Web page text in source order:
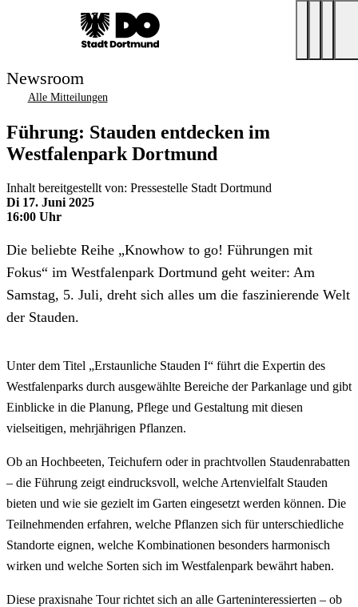
Newsroom
Alle Mitteilungen
Führung: Stauden entdecken im
Westfalenpark Dortmund
Inhalt bereitgestellt von: Pressestelle Stadt Dortmund
Di 17. Juni 2025
16:00 Uhr
Die beliebte Reihe „Knowhow to go! Führungen mit
Fokus“ im Westfalenpark Dortmund geht weiter: Am
Samstag, 5. Juli, dreht sich alles um die faszinierende Welt
der Stauden.
Unter dem Titel „Erstaunliche Stauden I“ führt die Expertin des
Westfalenparks durch ausgewählte Bereiche der Parkanlage und gibt
Einblicke in die Planung, Pflege und Gestaltung mit diesen
vielseitigen, mehrjährigen Pflanzen.
Ob an Hochbeeten, Teichufern oder in prachtvollen Staudenrabatten
– die Führung zeigt eindrucksvoll, welche Artenvielfalt Stauden
bieten und wie sie gezielt im Garten eingesetzt werden können. Die
Teilnehmenden erfahren, welche Pflanzen sich für unterschiedliche
Standorte eignen, welche Kombinationen besonders harmonisch
wirken und welche Sorten sich im Westfalenpark bewährt haben.
Diese praxisnahe Tour richtet sich an alle Garteninteressierten – ob